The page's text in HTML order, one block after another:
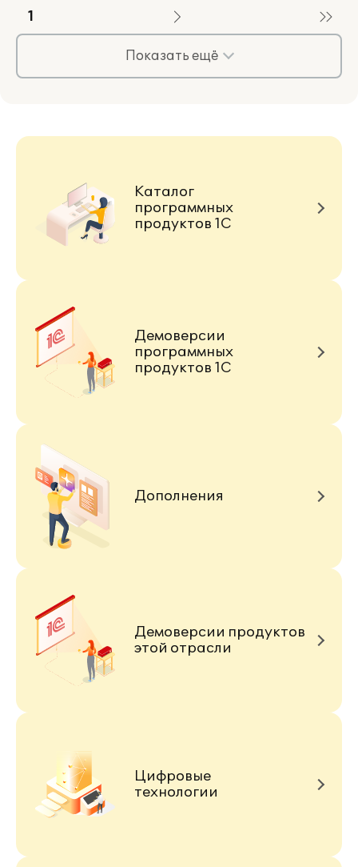
Показать ещё
1
Каталог
программных
продуктов 1С
Демоверсии
программных
продуктов 1С
Дополнения
Демоверсии продуктов
этой отрасли
Цифровые
технологии